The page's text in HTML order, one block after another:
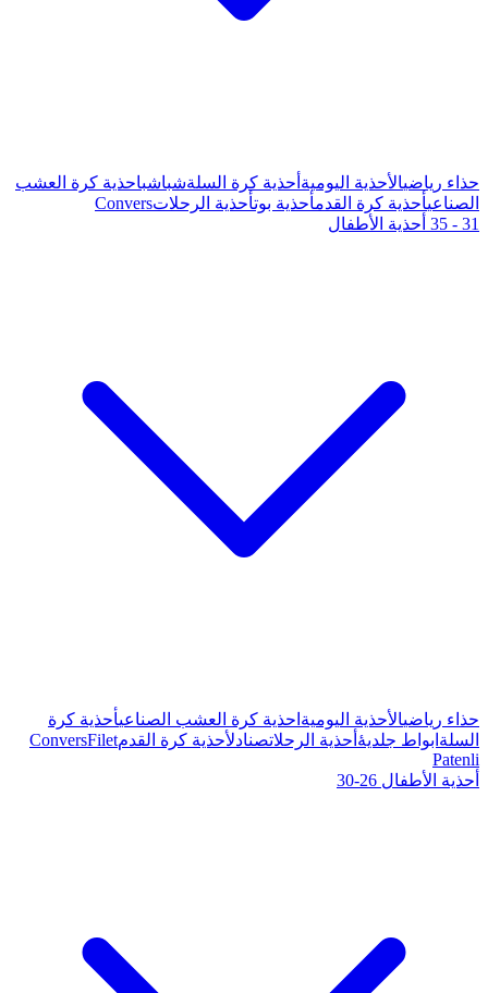
كرة السلةشباشباحذية كرة العشب
أحذية الرحلات Convers
كرة العشب الصناعيأحذية كرة
صنادل أحذية كرة القدم ConversFilet